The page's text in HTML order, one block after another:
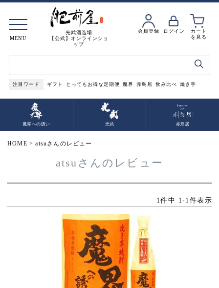
光武酒造場
【公式】オンラインショ
ップ
会員登録 ログイン
カート
を見る
注目ワード ギフト とってもお得な定期便 魔界 赤鳥居 飲み比べ 焼き芋
MENU
魔界への誘い 光武 赤鳥居
HOME atsuさんのレビュー
atsuさんのレビュー
1件中 1 -1 件表示